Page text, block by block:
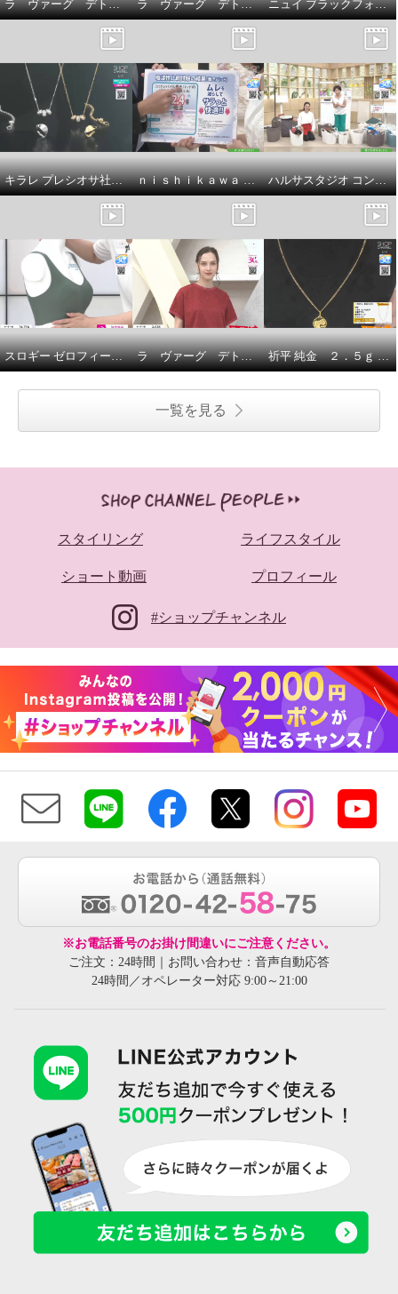
ラ ヴァーグ デトワール 袖口ターンバック ソフトコットン混天竺 メッセージプリント リラックスＴシャツ ラ ヴァーグ デトワール はくだけで今どき風 楽なウエストゴムで センターラインありの ２タックバレルパンツ ニュイ ブラックフォーマル 洗濯機で洗える！ シフォンブラウス
キラレ プレシオサ社製 クリスタルガラス トリプルロンデル ミラープレスペンダント＆ 片側用ツイストイヤーカフ キラキラ欲張りセット ｎｉｓｈｉｋａｗａ オールコットン 抗菌 リバーシブル やわらか水洗い敷きパッド ＜シングル＞ ハルサスタジオ コンパクトに収納できる 折りたためる ランドリーバスケット ２個セット
スロギー ゼロフィール エブリデイ ハーフトップブラ ３枚セット ラ ヴァーグ デトワール さりげなく決まる デイリーにもお出かけにも カットジャガード 上品プルオーバー 祈平 純金 ２．５ｇ ＰＡＭＰ社製 バラの妖精 リバーシブルコイン ペンダントトップ
一覧を見る
スタイリング ライフスタイル
ショート動画 プロフィール
#ショップチャンネル
※お電話番号のお掛け間違いにご注意ください。
ご注文：24時間｜お問い合わせ：音声自動応答
24時間／オペレーター対応 9:00～21:00